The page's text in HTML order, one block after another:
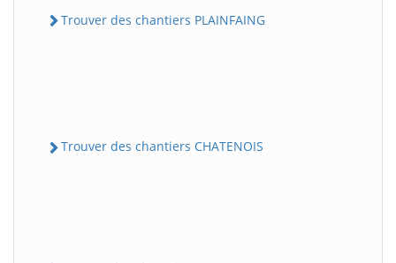
Trouver des chantiers PLAINFAING
Trouver des chantiers CHATENOIS